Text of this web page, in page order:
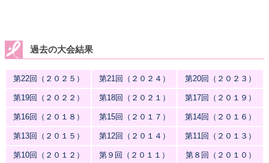
過去の大会結果
第22回（２０２５） 第21回（２０２４） 第20回（２０２３）
第19回（２０２２） 第18回（２０２１） 第17回（２０１９）
第16回（２０１８） 第15回（２０１７） 第14回（２０１６）
第13回（２０１５） 第12回（２０１４） 第11回（２０１３）
第10回（２０１２） 第９回（２０１１） 第８回（２０１０）